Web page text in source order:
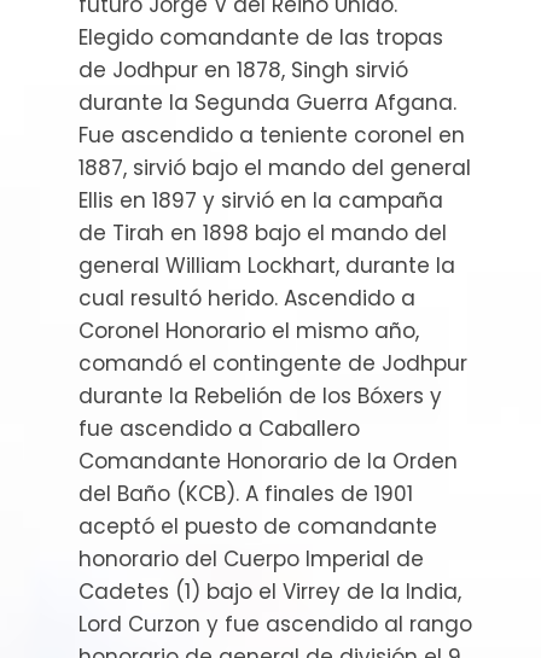
Elegido comandante de las tropas
de Jodhpur en 1878, Singh sirvió
durante la Segunda Guerra Afgana.
Fue ascendido a teniente coronel en
1887, sirvió bajo el mando del general
Ellis en 1897 y sirvió en la campaña
de Tirah en 1898 bajo el mando del
general William Lockhart, durante la
cual resultó herido. Ascendido a
Coronel Honorario el mismo año,
comandó el contingente de Jodhpur
durante la Rebelión de los Bóxers y
fue ascendido a Caballero
Comandante Honorario de la Orden
del Baño (KCB). A finales de 1901
aceptó el puesto de comandante
honorario del Cuerpo Imperial de
Cadetes (1) bajo el Virrey de la India,
Lord Curzon y fue ascendido al rango